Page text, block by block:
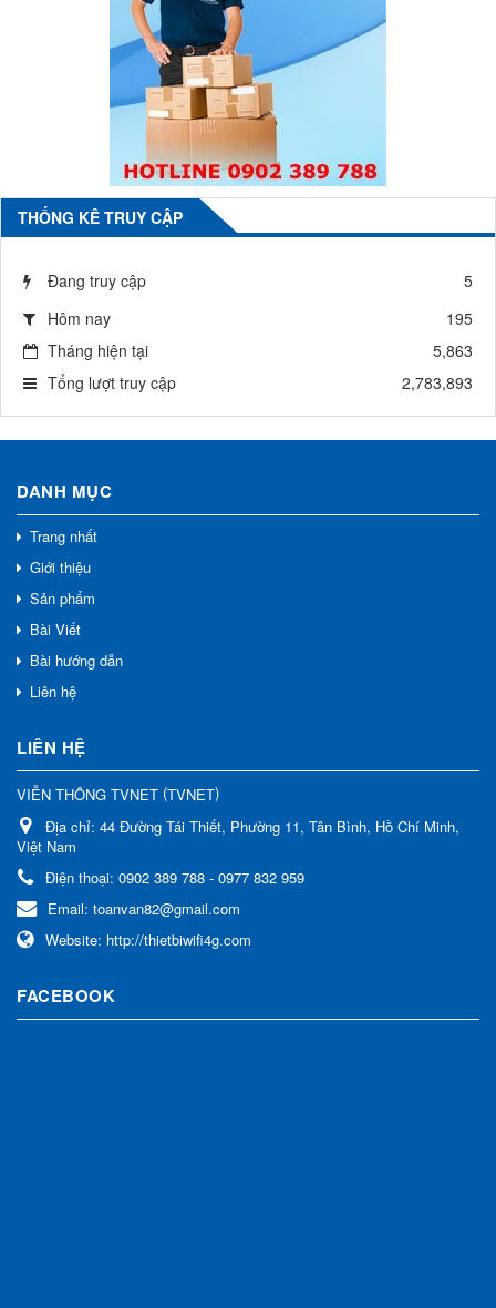
THỐNG KÊ TRUY CẬP
Đang truy cập
5
Hôm nay
195
Tháng hiện tại
5,863
Tổng lượt truy cập
2,783,893
DANH MỤC
Trang nhất
Giới thiệu
Sản phẩm
Bài Viết
Bài hướng dẫn
Liên hệ
LIÊN HỆ
VIỄN THÔNG TVNET (TVNET)
Địa chỉ: 44 Đường Tái Thiết, Phường 11, Tân Bình, Hồ Chí Minh,
Việt Nam
Điện thoại: 0902 389 788 - 0977 832 959
Email: toanvan82@gmail.com
Website: http://thietbiwifi4g.com
FACEBOOK